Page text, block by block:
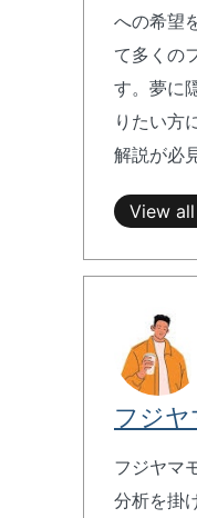
への希望
て多くの
す。夢に
りたい方
解説が必
View
フジ
フジヤマ
分析を掛